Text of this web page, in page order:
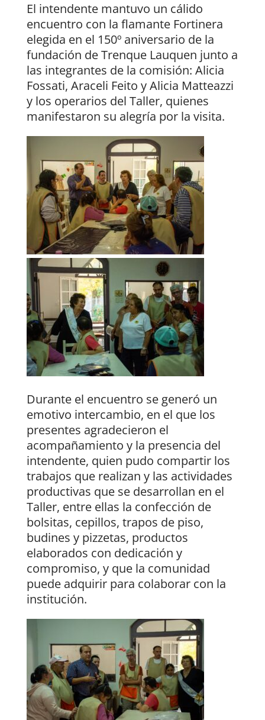
El intendente mantuvo un cálido
encuentro con la flamante Fortinera
elegida en el 150º aniversario de la
fundación de Trenque Lauquen junto a
las integrantes de la comisión: Alicia
Fossati, Araceli Feito y Alicia Matteazzi
y los operarios del Taller, quienes
manifestaron su alegría por la visita.
Durante el encuentro se generó un
emotivo intercambio, en el que los
presentes agradecieron el
acompañamiento y la presencia del
intendente, quien pudo compartir los
trabajos que realizan y las actividades
productivas que se desarrollan en el
Taller, entre ellas la confección de
bolsitas, cepillos, trapos de piso,
budines y pizzetas, productos
elaborados con dedicación y
compromiso, y que la comunidad
puede adquirir para colaborar con la
institución.